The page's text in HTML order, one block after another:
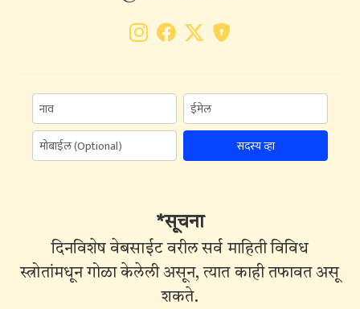
सदस्य व्हा
*सूचना
दिनविशेष वेबसाईट वरील सर्व माहिती विविध
स्त्रोतांमधून गोळा केलेली असून, त्यात काही तफावत असू
शकते.